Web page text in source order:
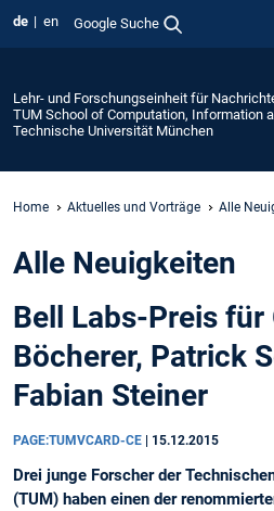
de en Google Suche
Lehr- und Forschungseinheit für
TUM School of Computation, Information
Technische Universität München
Home Aktuelles und Vorträge Alle
Alle Neuigkeiten
Bell Labs-Preis für
Böcherer, Patrick
Fabian Steiner
PAGE:TUMVCARD-CE 15.12.2015
Drei junge Forscher der
(TUM) haben einen der